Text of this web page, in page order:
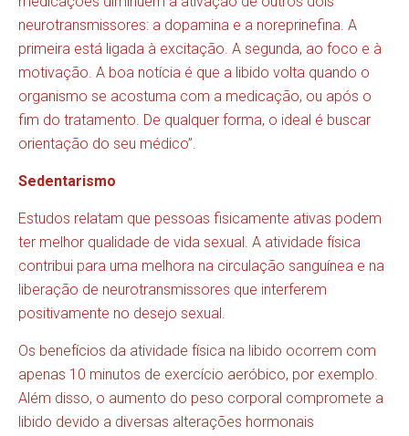
neurotransmissores: a dopamina e a noreprinefina. A
primeira está ligada à excitação. A segunda, ao foco e à
motivação. A boa notícia é que a libido volta quando o
organismo se acostuma com a medicação, ou após o
fim do tratamento. De qualquer forma, o ideal é buscar
orientação do seu médico”.
Sedentarismo
Estudos relatam que pessoas fisicamente ativas podem
ter melhor qualidade de vida sexual. A atividade física
contribui para uma melhora na circulação sanguínea e na
liberação de neurotransmissores que interferem
positivamente no desejo sexual.
Os benefícios da atividade física na libido ocorrem com
apenas 10 minutos de exercício aeróbico, por exemplo.
Além disso, o aumento do peso corporal compromete a
libido devido a diversas alterações hormonais